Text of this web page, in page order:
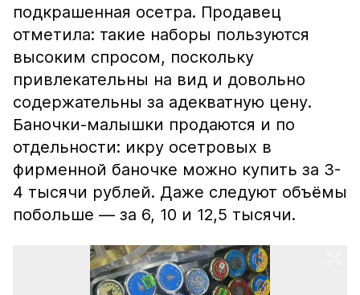
подкрашенная осетра. Продавец
отметила: такие наборы пользуются
высоким спросом, поскольку
привлекательны на вид и довольно
содержательны за адекватную цену.
Баночки-малышки продаются и по
отдельности: икру осетровых в
фирменной баночке можно купить за 3-
4 тысячи рублей. Даже следуют объёмы
побольше — за 6, 10 и 12,5 тысячи.